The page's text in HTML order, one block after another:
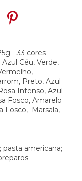
- 33 cores
Céu, Verde,
Preto, Azul
Intenso, Azul
Fosco, Amarelo
Fosco, Marsala,
pasta americana;